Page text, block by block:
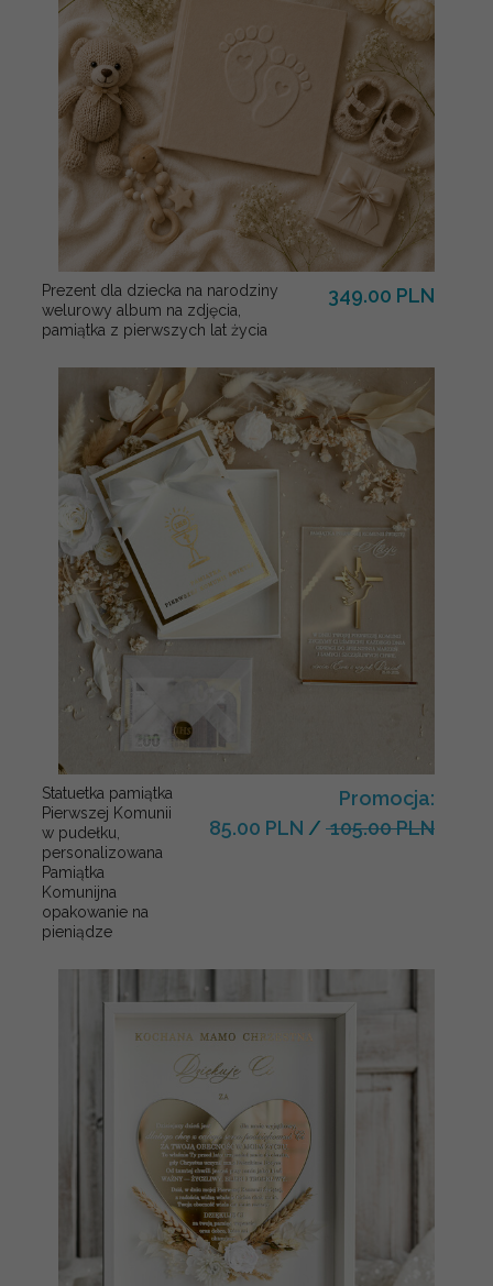
Prezent dla dziecka na narodziny
welurowy album na zdjęcia,
pamiątka z pierwszych lat życia
349.00 PLN
Statuetka pamiątka
Pierwszej Komunii
w pudełku,
personalizowana
Pamiątka
Komunijna
opakowanie na
pieniądze
Promocja:
85.00 PLN / 105.00 PLN